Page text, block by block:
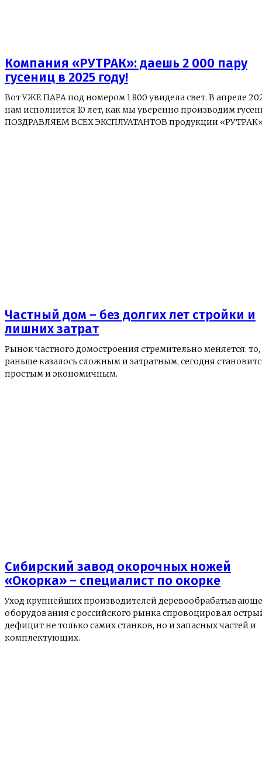
Компания «РУТРАК»: даешь 2 000 пару
гусениц в 2025 году!
Вот УЖЕ ПАРА под номером 1 800 увидела свет. В апреле
нам исполнится 10 лет, как мы уверенно производим
ПОЗДРАВЛЯЕМ ВСЕХ ЭКСПЛУАТАНТОВ продукции
Частный дом – без долгих лет стройки и
лишних затрат
Рынок частного домостроения стремительно меняется: то,
раньше казалось сложным и затратным, сегодня
простым и экономичным.
Сибирский завод окорочных ножей
«Окорка» – специалист по окорке
Уход крупнейших производителей
оборудования с российского рынка спровоцировал
дефицит не только самих станков, но и запасных частей и
комплектующих.